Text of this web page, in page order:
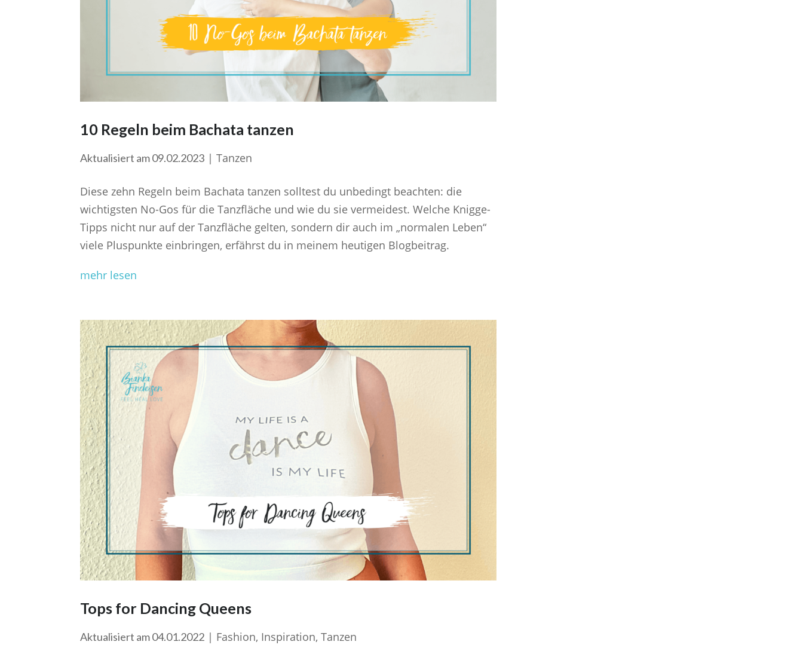
10 Regeln beim Bachata tanzen
Aktualisiert am 09.02.2023 |Tanzen
Diese zehn Regeln beim Bachata tanzen solltest du unbedingt beachten: die
wichtigsten No-Gos für die Tanzfläche und wie du sie vermeidest. Welche Knigge-
Tipps nicht nur auf der Tanzfläche gelten, sondern dir auch im „normalen Leben“
viele Pluspunkte einbringen, erfährst du in meinem heutigen Blogbeitrag.
mehr lesen
Tops for Dancing Queens
Aktualisiert am 04.01.2022 | Fashion, Inspiration,Tanzen